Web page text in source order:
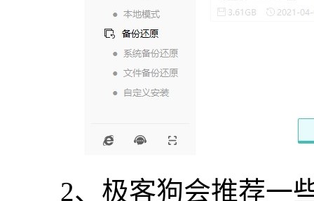
2、极客狗会推荐一些